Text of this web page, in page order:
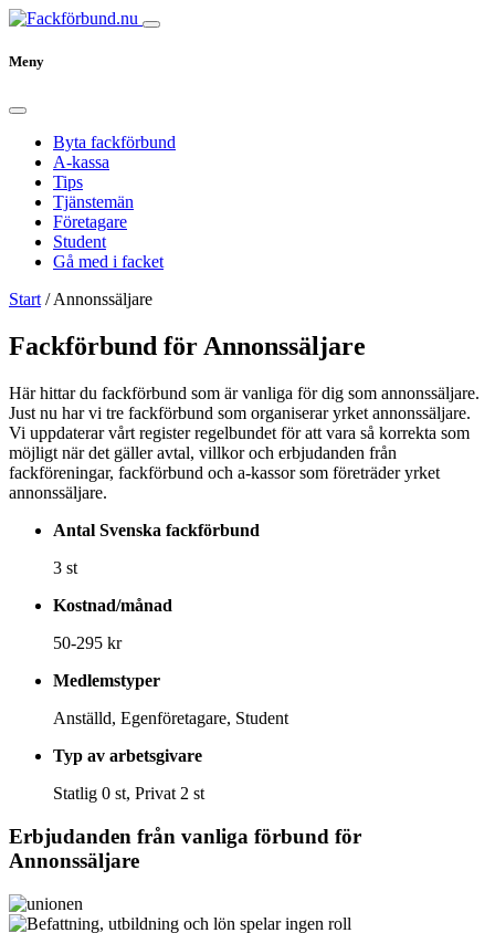
Meny
Byta fackförbund
A-kassa
Tips
Tjänstemän
Företagare
Student
Gå med i facket
Start /Annonssäljare
Fackförbund för Annonssäljare
Här hittar du fackförbund som är vanliga för dig som annonssäljare.
Just nu har vi tre fackförbund som organiserar yrket annonssäljare.
Vi uppdaterar vårt register regelbundet för att vara så korrekta som
möjligt när det gäller avtal, villkor och erbjudanden från
fackföreningar, fackförbund och a-kassor som företräder yrket
annonssäljare.
Antal Svenska fackförbund
3 st
Kostnad/månad
50-295 kr
Medlemstyper
Anställd, Egenföretagare, Student
Typ av arbetsgivare
Statlig 0 st, Privat 2 st
Erbjudanden från vanliga förbund för
Annonssäljare